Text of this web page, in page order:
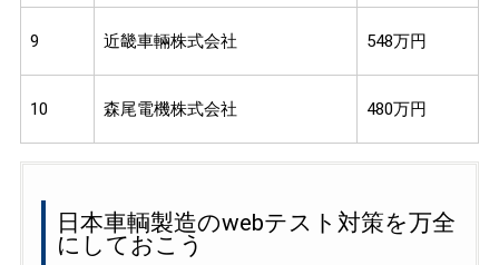
9 近畿車輛株式会社 548万円
10 森尾電機株式会社 480万円
日本車輌製造のwebテスト対策を万全
にしておこう